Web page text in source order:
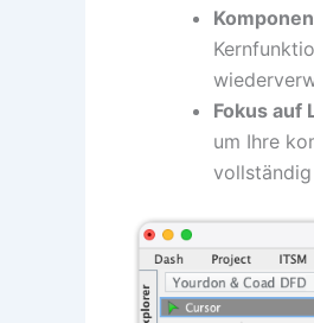
Fokus auf
um Ihre